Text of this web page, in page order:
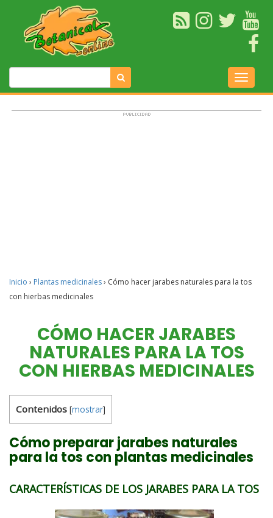
Inicio › Plantas medicinales› Cómo hacer jarabes naturales para la tos
con hierbas medicinales
CÓMO HACER JARABES
NATURALES PARA LA TOS
CON HIERBAS MEDICINALES
Contenidos [mostrar]
Cómo preparar jarabes naturales
para la tos con plantas medicinales
CARACTERÍSTICAS DE LOS JARABES PARA LA TOS